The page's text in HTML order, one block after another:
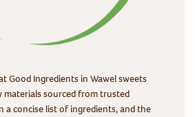
Good Ingredients in Wawel sweets
materials sourced from trusted
a concise list of ingredients, and the